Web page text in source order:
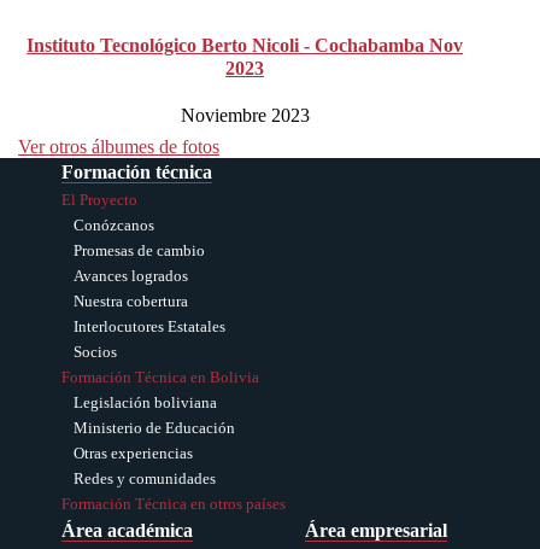
Instituto Tecnológico Berto Nicoli - Cochabamba Nov
2023
Noviembre 2023
Ver otros álbumes de fotos
Formación técnica
El Proyecto
Conózcanos
Promesas de cambio
Avances logrados
Nuestra cobertura
Interlocutores Estatales
Socios
Formación Técnica en Bolivia
Legislación boliviana
Ministerio de Educación
Otras experiencias
Redes y comunidades
Formación Técnica en otros países
Área académica Área empresarial